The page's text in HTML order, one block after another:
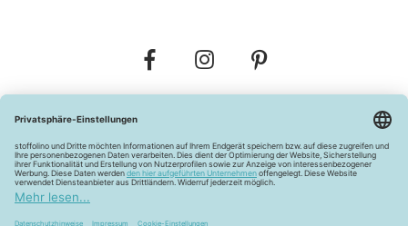
Widerrufsbelehrung Vertrag widerrufen
Barrierefreiheitserklärung